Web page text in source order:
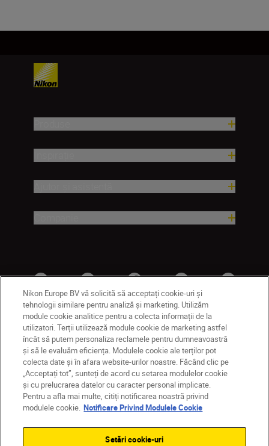
RO Nikon Sites
Contactaţi-ne
Politică de confidențialitate
Termeni de utilizare
Notificare privind modulele cookie
Setări cookie
© 2026 Nikon
Back to top
Nikon Europe BV vă solicită să acceptați cookie-uri și
tehnologii similare pentru analiză și marketing. Utilizăm
module cookie analitice pentru a colecta informații de la
utilizatori. Terții utilizează module cookie de marketing astfel
încât să putem personaliza reclamele pentru dumneavoastră
și să le evaluăm eficiența. Modulele cookie ale terților pot
colecta date și în afara website-urilor noastre. Făcând clic pe
„Acceptați tot”, sunteți de acord cu setarea modulelor cookie
și cu prelucrarea datelor cu caracter personal implicate.
Pentru a afla mai multe, citiți notificarea noastră privind
modulele cookie. Notificare Privind Modulele Cookie
Setări cookie-uri